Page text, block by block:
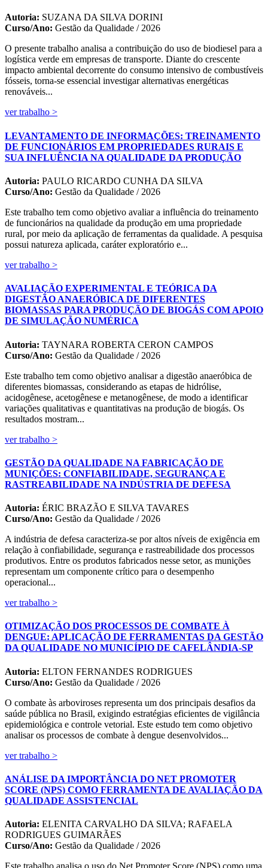
Autoria: SUZANA DA SILVA DORINI
Curso/Ano: Gestão da Qualidade / 2026
O presente trabalho analisa a contribuição do uso de biodiesel para a
logística verde em empresas de transporte. Diante do crescente
impacto ambiental decorrente do consumo intensivo de combustíveis
fósseis, torna-se essencial investigar alternativas energéticas
renováveis...
ver trabalho >
LEVANTAMENTO DE INFORMAÇÕES: TREINAMENTO
DE FUNCIONÁRIOS EM PROPRIEDADES RURAIS E
SUA INFLUÊNCIA NA QUALIDADE DA PRODUÇÃO
Autoria: PAULO RICARDO CUNHA DA SILVA
Curso/Ano: Gestão da Qualidade / 2026
Este trabalho tem como objetivo avaliar a influência do treinamento
de funcionários na qualidade da produção em uma propriedade
rural, por meio da aplicação de ferramentas da qualidade. A pesquisa
possui natureza aplicada, caráter exploratório e...
ver trabalho >
AVALIAÇÃO EXPERIMENTAL E TEÓRICA DA
DIGESTÃO ANAERÓBICA DE DIFERENTES
BIOMASSAS PARA PRODUÇÃO DE BIOGÁS COM APOIO
DE SIMULAÇÃO NUMÉRICA
Autoria: TAYNARA ROBERTA CERON CAMPOS
Curso/Ano: Gestão da Qualidade / 2026
Este trabalho tem como objetivo analisar a digestão anaeróbica de
diferentes biomassas, considerando as etapas de hidrólise,
acidogênese, acetogênese e metanogênese, de modo a identificar
variações qualitativas e quantitativas na produção de biogás. Os
resultados mostram...
ver trabalho >
GESTÃO DA QUALIDADE NA FABRICAÇÃO DE
MUNIÇÕES: CONFIABILIDADE, SEGURANÇA E
RASTREABILIDADE NA INDÚSTRIA DE DEFESA
Autoria: ÉRIC BRAZÃO E SILVA TAVARES
Curso/Ano: Gestão da Qualidade / 2026
A indústria de defesa caracteriza-se por altos níveis de exigência em
relação à confiabilidade, segurança e rastreabilidade dos processos
produtivos. Entre os produtos fabricados nesse setor, as munições
representam um componente crítico para o desempenho
operacional...
ver trabalho >
OTIMIZAÇÃO DOS PROCESSOS DE COMBATE À
DENGUE: APLICAÇÃO DE FERRAMENTAS DA GESTÃO
DA QUALIDADE NO MUNICÍPIO DE CAFELÂNDIA-SP
Autoria: ELTON FERNANDES RODRIGUES
Curso/Ano: Gestão da Qualidade / 2026
O combate às arboviroses representa um dos principais desafios da
saúde pública no Brasil, exigindo estratégias eficientes de vigilância
epidemiológica e controle vetorial. Este estudo tem como objetivo
analisar os processos de combate à dengue desenvolvidos...
ver trabalho >
ANÁLISE DA IMPORTÂNCIA DO NET PROMOTER
SCORE (NPS) COMO FERRAMENTA DE AVALIAÇÃO DA
QUALIDADE ASSISTENCIAL
Autoria: ELENITA CARVALHO DA SILVA; RAFAELA
RODRIGUES GUIMARÃES
Curso/Ano: Gestão da Qualidade / 2026